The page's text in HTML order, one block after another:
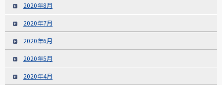
2020年8月
2020年7月
2020年6月
2020年5月
2020年4月